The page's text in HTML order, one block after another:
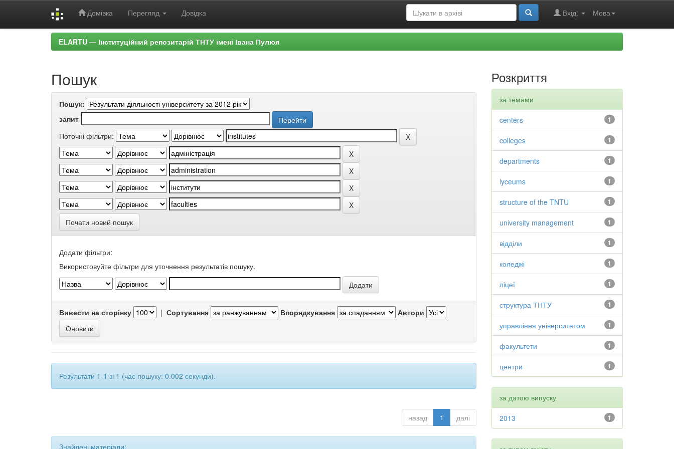
Домівка Перегляд Довідка Мова
Вхід:
ELARTU — Інституційний репозитарій ТНТУ імені Івана Пулюя
Пошук
Пошук:
запит
Поточні фільтри:
Почати новий пошук
Додати фільтри:
Використовуйте фільтри для уточнення результатів пошуку.
Вивести на сторінку | Сортування Впорядкування Автори
Результати 1-1 зі 1 (час пошуку: 0.002 секунди).
назад 1 далі
Знайдені матеріали:
Розкриття
за темами
1
centers
1
colleges
1
departments
1
lyceums
1
structure of the TNTU
1
university management
1
відділи
1
коледжі
1
ліцеї
1
структура ТНТУ
1
управління університетом
1
факультети
1
центри
за датою випуску
1
2013